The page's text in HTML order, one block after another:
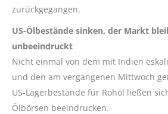
zurückgegangen.
US-Ölbestände sinken, der Markt
unbeeindruckt
Nicht einmal von dem mit Indien
und den am vergangenen Mittwoch
US-Lagerbestände für Rohöl ließen
Ölbörsen beeindrucken.